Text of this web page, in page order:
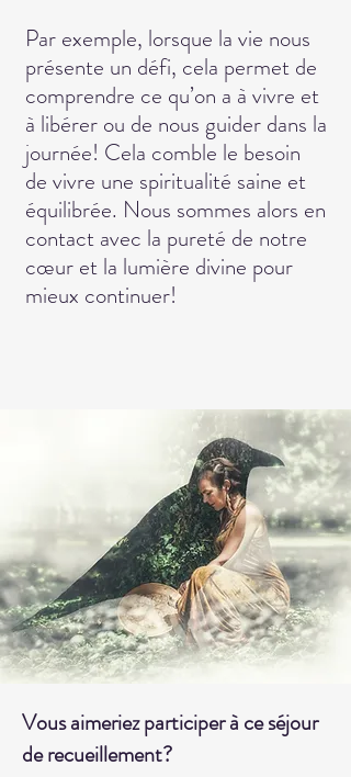
Par exemple, lorsque la vie nous
présente un défi, cela permet de
comprendre ce qu’on a à vivre et
à libérer ou de nous guider dans la
journée! Cela comble le besoin
de vivre une spiritualité saine et
équilibrée. Nous sommes alors en
contact avec la pureté de notre
cœur et la lumière divine pour
mieux continuer!
Vous aimeriez participer à ce séjour
de recueillement?